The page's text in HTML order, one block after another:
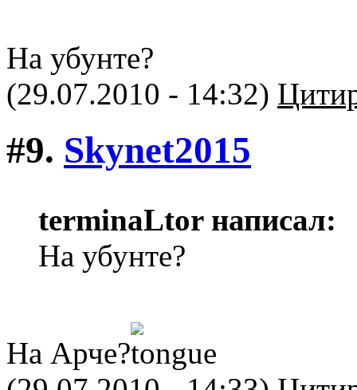
На убунте?
(29.07.2010 - 14:32)
#9. Skynet2015
terminaLtor написал:
На убунте?
На Арче?